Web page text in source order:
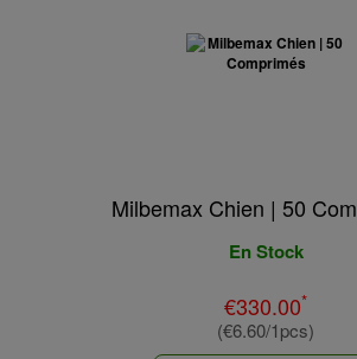
Milbemax Chien | 50
En Stock
€330.00*
(€6.60/1pcs)